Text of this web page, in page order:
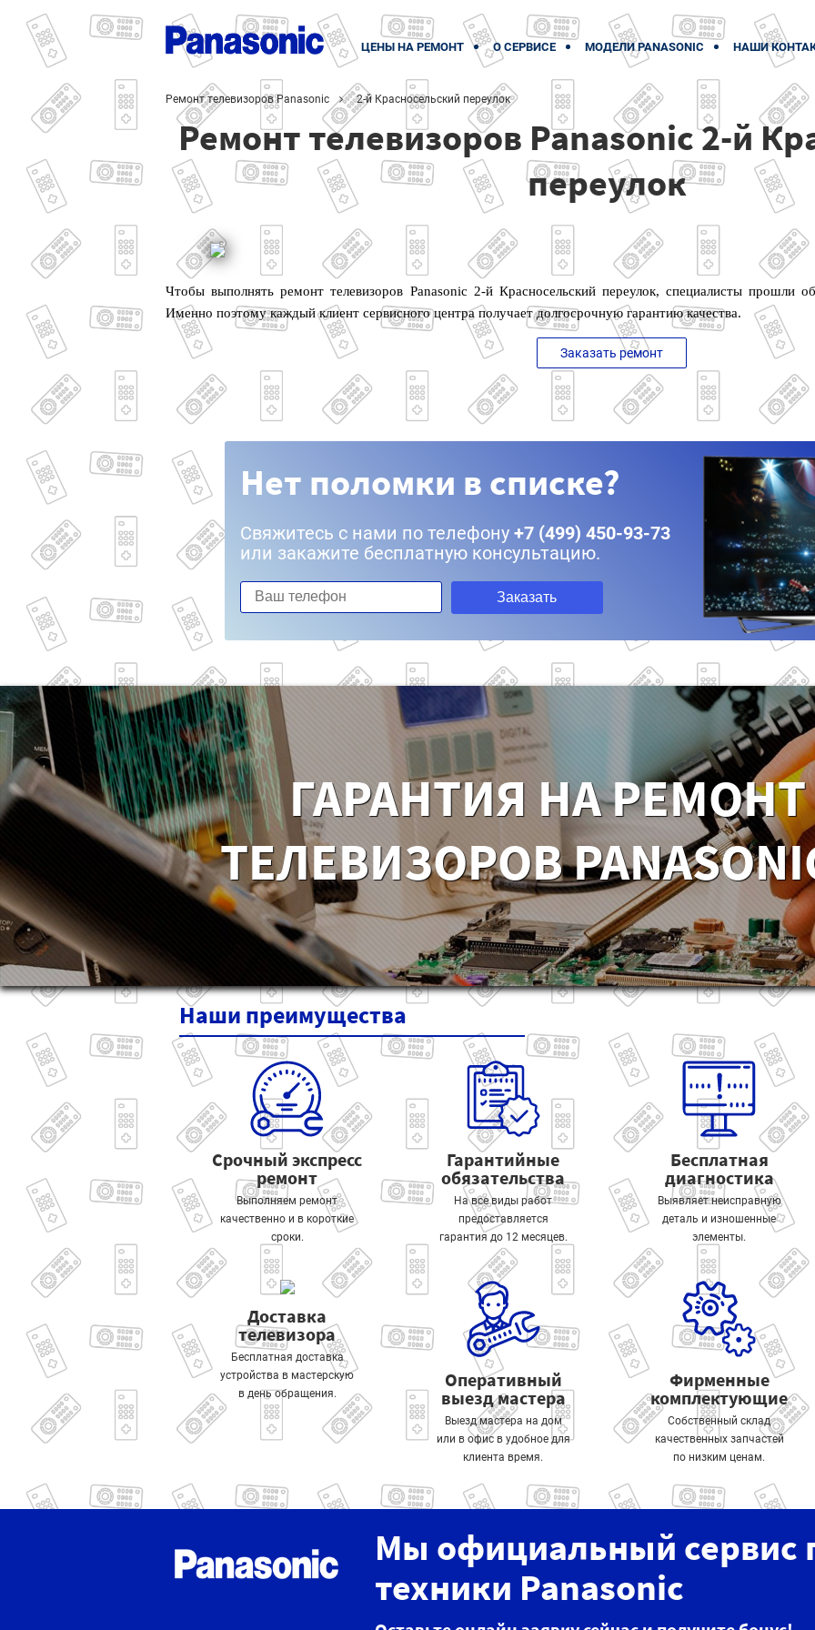
ЦЕНЫ НА РЕМОНТ О СЕРВИСЕ МОДЕЛИ PANASONIC НАШИ
Ремонт телевизоров Panasonic 2-й Красносельский переулок
Ремонт телевизоров Panasonic 2-й
переулок
Чтобы выполнять ремонт телевизоров Panasonic 2-й Красносельский переулок, специалисты прошли
Именно поэтому каждый клиент сервисного центра получает долгосрочную гарантию качества.
Заказать ремонт
Нет поломки в списке?
Свяжитесь с нами по телефону +7 (499) 450-93-73
или закажите бесплатную консультацию.
Заказать
ГАРАНТИЯ НА РЕМОНТ
ТЕЛЕВИЗОРОВ
Наши преимущества
Срочный экспресс
ремонт
Выполняем ремонт
качественно и в короткие
сроки.
Гарантийные
обязательства
На все виды работ
предоставляется
гарантия до 12 месяцев.
Бесплатная
диагностика
Выявляет неисправную
деталь и изношенные
элементы.
Доставка
телевизора
Бесплатная доставка
устройства в мастерскую
в день обращения.
Оперативный
выезд мастера
Выезд мастера на дом
или в офис в удобное для
клиента время.
Фирменные
комплектующие
Собственный склад
качественных запчастей
по низким ценам.
Мы официальный сервис
техники Panasonic